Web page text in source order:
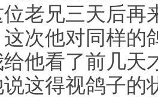
老兄三天后再
次他对同样的
他看了前几天
说这得视鸽子的